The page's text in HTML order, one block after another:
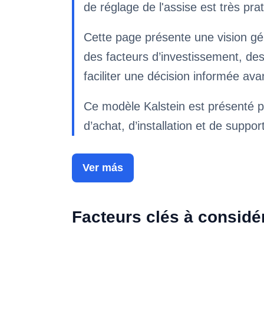
de réglage de l'assise est très
Cette page présente une vision
des facteurs d’investissement,
faciliter une décision informée
Ce modèle Kalstein est présenté
d’achat, d’installation et de
Ver más
Facteurs clés à